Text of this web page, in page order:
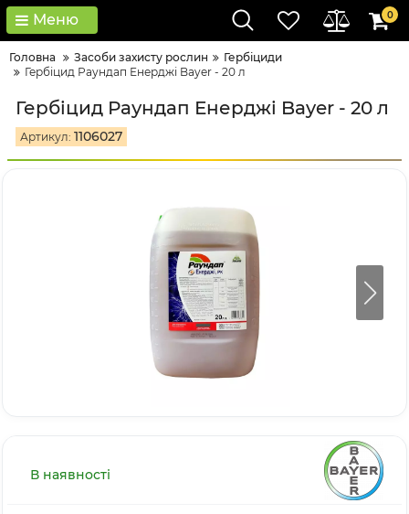
Меню 0
Головна Засоби захисту рослин
Гербіциди
Гербіцид Раундап Енерджі Bayer - 20 л
Гербіцид Раундап Енерджі Bayer - 20 л
Артикул: 1106027
В наявності